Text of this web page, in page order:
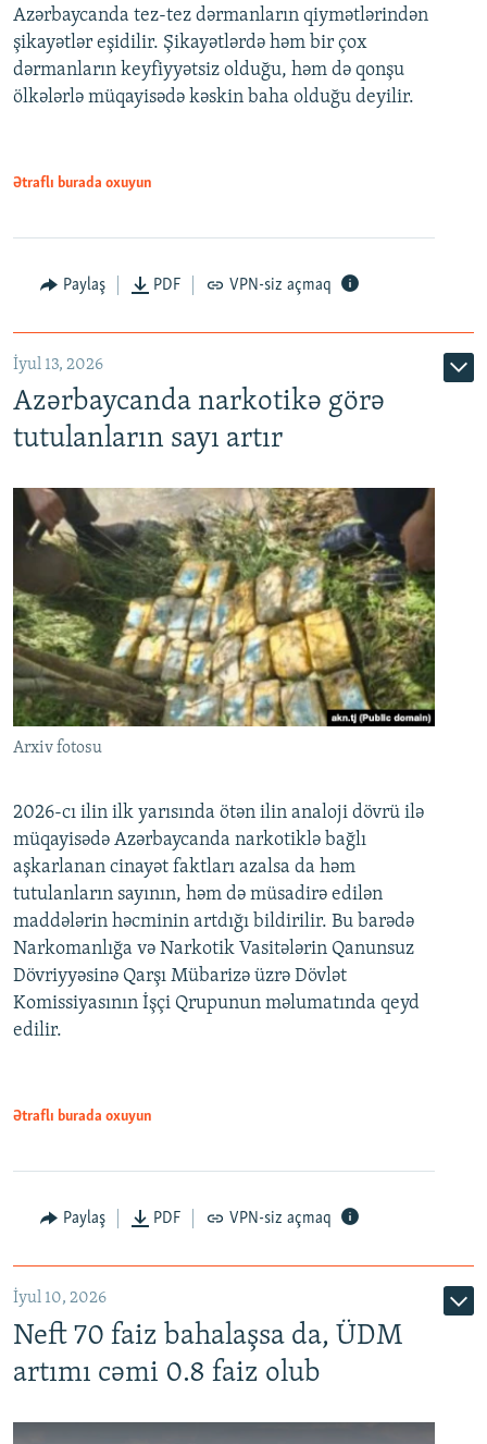
Azərbaycanda tez-tez dərmanların qiymətlərindən
şikayətlər eşidilir. Şikayətlərdə həm bir çox
dərmanların keyfiyyətsiz olduğu, həm də qonşu
ölkələrlə müqayisədə kəskin baha olduğu deyilir.
Ətraflı burada oxuyun
Paylaş PDF VPN-siz açmaq
İyul 13, 2026
Azərbaycanda narkotikə görə
tutulanların sayı artır
Arxiv fotosu
2026-cı ilin ilk yarısında ötən ilin analoji dövrü ilə
müqayisədə Azərbaycanda narkotiklə bağlı
aşkarlanan cinayət faktları azalsa da həm
tutulanların sayının, həm də müsadirə edilən
maddələrin həcminin artdığı bildirilir. Bu barədə
Narkomanlığa və Narkotik Vasitələrin Qanunsuz
Dövriyyəsinə Qarşı Mübarizə üzrə Dövlət
Komissiyasının İşçi Qrupunun məlumatında qeyd
edilir.
Ətraflı burada oxuyun
Paylaş PDF VPN-siz açmaq
İyul 10, 2026
Neft 70 faiz bahalaşsa da, ÜDM
artımı cəmi 0.8 faiz olub